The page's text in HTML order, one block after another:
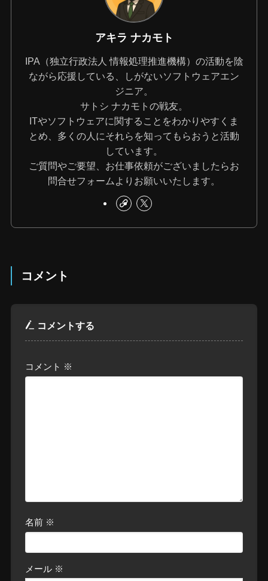
アキラ ナカモト
IPA（独立行政法人 情報処理推進機構）の活動を陰
ながら応援している、しがないソフトウェアエン
ジニア。
サトシ ナカモトの戦友。
ITやソフトウェアに関することをわかりやすくま
とめ、多くの人にそれらを知ってもらおうと活動
しています。
ご質問やご要望、お仕事依頼がございましたらお
問合せフォームよりお願いいたします。
コメント
コメントする
コメント ※
名前 ※
メール ※